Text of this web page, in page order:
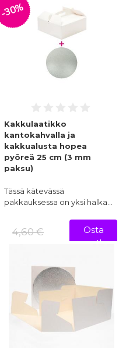
-30%
Kakkulaatikko
kantokahvalla ja
kakkualusta hopea
pyöreä 25 cm (3 mm
paksu)
Tässä kätevässä
pakkauksessa on yksi halka…
4,60 €
Osta
nyt!